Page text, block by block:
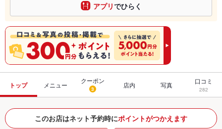
アプリでひらく
トップ メニュー
クーポン
3 店内 写真 口コミ
282
このお店はネット予約時にポイントがつかえます